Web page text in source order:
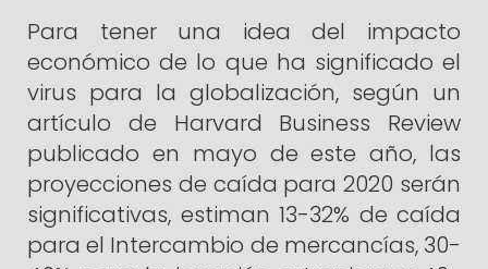
Para tener una idea del impacto
económico de lo que ha significado el
virus para la globalización, según un
artículo de Harvard Business Review
publicado en mayo de este año, las
proyecciones de caída para 2020 serán
significativas, estiman 13-32% de caída
para el Intercambio de mercancías, 30-